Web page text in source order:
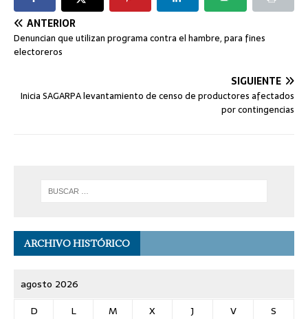
ANTERIOR
Denuncian que utilizan programa contra el hambre, para fines
electoreros
SIGUIENTE
Inicia SAGARPA levantamiento de censo de productores afectados
por contingencias
ARCHIVO HISTÓRICO
agosto 2026
D
L M X J V
S